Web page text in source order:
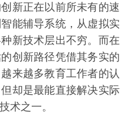
正在以前所未有的速
能辅导系统，从虚拟实
新技术层出不穷。而在
创新路径凭借其务实的
来越多教育工作者的认
却是最能直接解决实际
术之一。